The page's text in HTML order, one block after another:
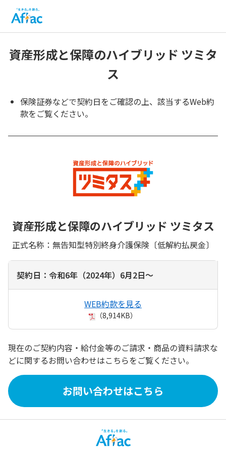
資産形成と保障のハイブリッド ツミタ
ス
保険証券などで契約日をご確認の上、該当するWeb約
款をご覧ください。
資産形成と保障のハイブリッド ツミタス
正式名称：無告知型特別終身介護保険〔低解約払戻金〕
契約日：令和6年（2024年）6月2日～
WEB約款を見る
（8,914KB）
現在のご契約内容・給付金等のご請求・商品の資料請求な
どに関するお問い合わせはこちらをご覧ください。
お問い合わせはこちら